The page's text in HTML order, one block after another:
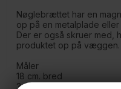
Nøglebrættet har en
op på en metalplade
Der er også skruer med,
produktet op på væggen.
Måler
18 cm. bred
3,5 cm. dyb